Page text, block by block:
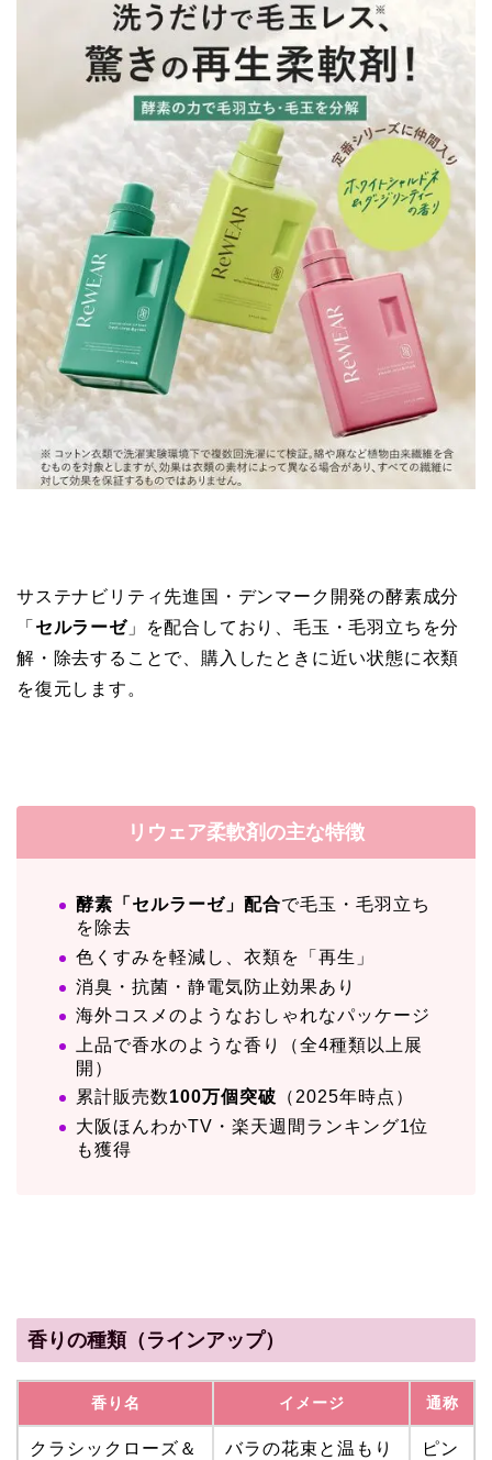
サステナビリティ先進国・デンマーク開発の酵素成分
「 セルラーゼ」を配合しており、毛玉・毛羽立ちを分
解・除去することで、購入したときに近い状態に衣類
を復元します。
リウェア柔軟剤の主な特徴
酵素「セルラーゼ」配合で毛玉・毛羽立ち
を除去
色くすみを軽減し、衣類を「再生」
消臭・抗菌・静電気防止効果あり
海外コスメのようなおしゃれなパッケージ
上品で香水のような香り（全4種類以上展
開）
累計販売数100万個突破 （2025年時点）
大阪ほんわかTV・楽天週間ランキング1位
も獲得
香りの種類（ラインアップ）
香り名 イメージ 通称
クラシックローズ＆
バラの花束と温もり
ピン